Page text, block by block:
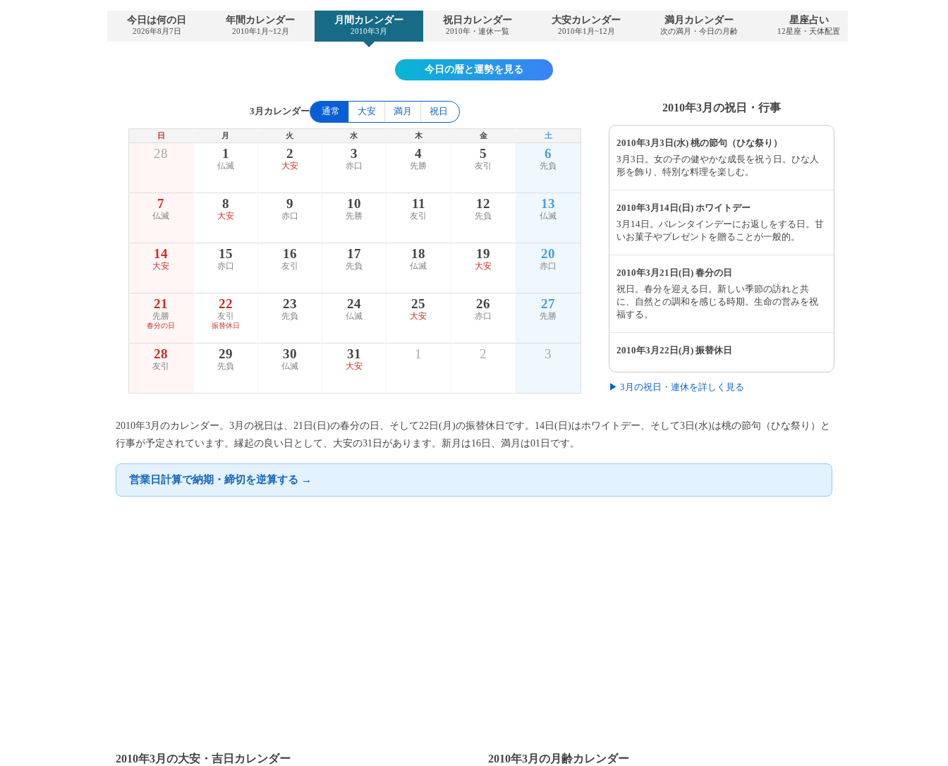
今日は何の日
2026年8月7日
年間カレンダー
2010年1月~12月
月間カレンダー
2010年3月
祝日カレンダー
2010年・連休一覧
大安カレンダー
2010年1月~12月
満月カレンダー
次の満月・今日の月齢
星座占い
12星座・天体配置
今日の暦と運勢を見る
3月カレンダー 通常 大安 満月 祝日
日 月 火 水 木 金 土
28 1
仏滅
2
大安
3
赤口
4
先勝
5
友引
6
先負
7
仏滅
8
大安
9
赤口
10
先勝
11
友引
12
先負
13
仏滅
14
大安
15
赤口
16
友引
17
先負
18
仏滅
19
大安
20
赤口
21
先勝
春分の日
22
友引
振替休日
23
先負
24
仏滅
25
大安
26
赤口
27
先勝
28
友引
29
先負
30
仏滅
31
大安
1 2 3
2010年3月の祝日・行事
2010年3月3日(水) 桃の節句（ひな祭り）
3月3日。女の子の健やかな成長を祝う日。ひな人
形を飾り、特別な料理を楽しむ。
2010年3月14日(日) ホワイトデー
3月14日。バレンタインデーにお返しをする日。甘
いお菓子やプレゼントを贈ることが一般的。
2010年3月21日(日) 春分の日
祝日。春分を迎える日。新しい季節の訪れと共
に、自然との調和を感じる時期。生命の営みを祝
福する。
2010年3月22日(月) 振替休日
▶ 3月の祝日・連休を詳しく見る
2010年3月のカレンダー。3月の祝日は、21日(日)の春分の日、そして22日(月)の振替休日です。14日(日)はホワイトデー、そして3日(水)は桃の節句（ひな祭り）と
行事が予定されています。縁起の良い日として、大安の31日があります。新月は16日、満月は01日です。
営業日計算で納期・締切を逆算する →
2010年3月の大安・吉日カレンダー 2010年3月の月齢カレンダー